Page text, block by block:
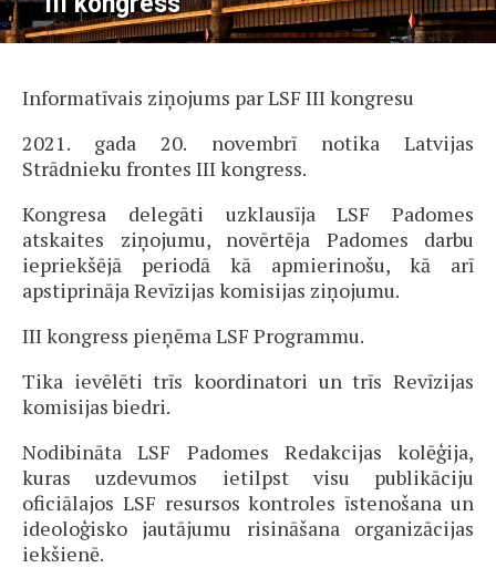
Informatīvais ziņojums par LSF III kongresu
2021. gada 20. novembrī notika Latvijas
Strādnieku frontes III kongress.
Kongresa delegāti uzklausīja LSF Padomes
atskaites ziņojumu, novērtēja Padomes darbu
iepriekšējā periodā kā apmierinošu, kā arī
apstiprināja Revīzijas komisijas zi­ņo­jumu.
III kongress pieņēma LSF Programmu.
Tika ievēlēti trīs koordinatori un trīs Revīzijas
komisijas biedri.
Nodibināta LSF Padomes Redakcijas kolēģija,
kuras uzdevumos ietilpst visu publikāciju
oficiālajos LSF resursos kontroles īstenošana un
ideoloģisko jautājumu risināšana organizācijas
iekšienē.